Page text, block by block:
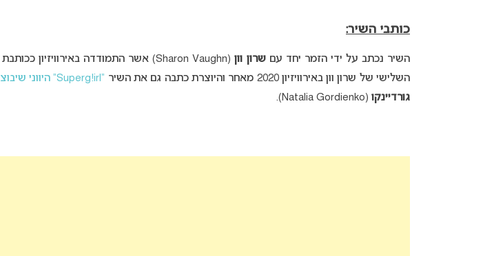
כותבי השיר:
השיר נכתב על ידי הזמר יחד עםשרון וון(Sharon Vaughn) אשר התמודדה באירוויזיון ככותבת של השירים “
השלישי של שרון וון באירוויזיון 2020 מאחר והיוצרת כתבה גם את השיר
“Superg!irl” היווני שיבוצע על ידי
גורדיינקו (Natalia Gordienko).